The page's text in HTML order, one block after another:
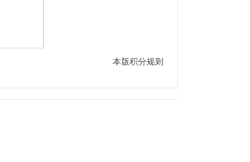
本版积分规则